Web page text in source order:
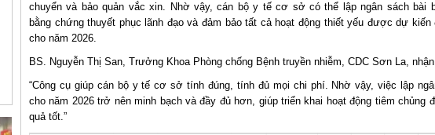
chuyển và bảo quản vắc xin. Nhờ vậy, cán bộ y tế cơ sở có thể lập ngân sách bài
bằng chứng thuyết phục lãnh đạo và đảm bảo tất cả hoạt động thiết yếu được dự kiến
cho năm 2026.
BS. Nguyễn Thị San, Trưởng Khoa Phòng chống Bệnh truyền nhiễm, CDC Sơn La,
“Công cụ giúp cán bộ y tế cơ sở tính đúng, tính đủ mọi chi phí. Nhờ vậy, việc lập
cho năm 2026 trở nên minh bạch và đầy đủ hơn, giúp triển khai hoạt động tiêm chủng
quả tốt.”